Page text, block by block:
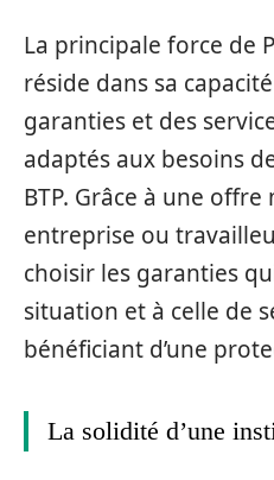
La principale force de
réside dans sa
garanties et des
adaptés aux besoins
BTP. Grâce à une
entreprise ou
choisir les garanties
situation et à celle de
bénéficiant d’une
La solidité d’une